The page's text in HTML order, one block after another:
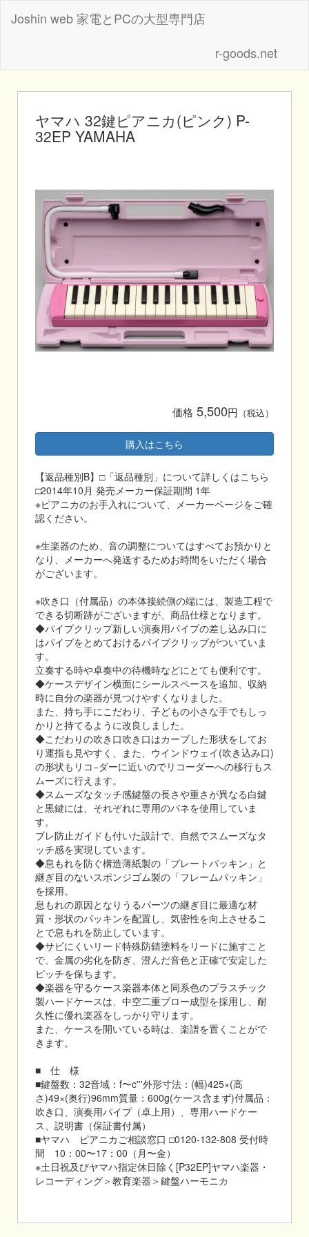
Joshin web 家電とPCの大型専門店
r-goods.net
ヤマハ 32鍵ピアニカ(ピンク) P-
32EP YAMAHA
価格 5,500円 （税込）
購入はこちら
【返品種別B】□「返品種別」について詳しくはこちら
□2014年10月 発売メーカー保証期間 1年
※ピアニカのお手入れについて、メーカーページをご確
認ください。
※生楽器のため、音の調整についてはすべてお預かりと
なり、メーカーへ発送するためお時間をいただく場合
がございます。
※吹き口（付属品）の本体接続側の端には、製造工程で
できる切断跡がございますが、商品仕様となります。
◆パイプクリップ新しい演奏用パイプの差し込み口に
はパイプをとめておけるパイプクリップがついていま
す。
立奏する時や卓奏中の待機時などにとても便利です。
◆ケースデザイン横面にシールスペースを追加、収納
時に自分の楽器が見つけやすくなりました。
また、持ち手にこだわり、子どもの小さな手でもしっ
かりと持てるように改良しました。
◆こだわりの吹き口吹き口はカーブした形状をしてお
り運指も見やすく、また、ウインドウェイ(吹き込み口)
の形状もリコ−ダーに近いのでリコーダーへの移行もス
ムーズに行えます。
◆スムーズなタッチ感鍵盤の長さや重さが異なる白鍵
と黒鍵には、それぞれに専用のバネを使用していま
す。
ブレ防止ガイドも付いた設計で、自然でスムーズなタ
ッチ感を実現しています。
◆息もれを防ぐ構造薄紙製の「プレートパッキン」と
継ぎ目のないスポンジゴム製の「フレームパッキン」
を採用。
息もれの原因となりうるパーツの継ぎ目に最適な材
質・形状のパッキンを配置し、気密性を向上させるこ
とで息もれを防止しています。
◆サビにくいリード特殊防錆塗料をリードに施すこと
で、金属の劣化を防ぎ、澄んだ音色と正確で安定した
ピッチを保ちます。
◆楽器を守るケース楽器本体と同系色のプラスチック
製ハードケースは、中空二重ブロー成型を採用し、耐
久性に優れ楽器をしっかり守ります。
また、ケースを開いている時は、楽譜を置くことがで
きます。
■ 仕 様
■鍵盤数：32音域：f〜c'''外形寸法：(幅)425×(高
さ)49×(奥行)96mm質量：600g(ケース含まず)付属品：
吹き口、演奏用パイプ（卓上用）、専用ハードケー
ス、説明書（保証書付属）
■ヤマハ ピアニカご相談窓口 □0120-132-808 受付時
間 10：00〜17：00（月〜金）
※土日祝及びヤマハ指定休日除く[P32EP]ヤマハ楽器・
レコーディング＞教育楽器＞鍵盤ハーモニカ